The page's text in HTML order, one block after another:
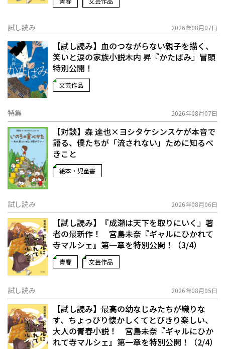
試し読み 2026年08月07日
【試し読み】血のつながらない親子を描く、
笑いと涙の家族小説――木内 昇『かたばみ』冒頭
特別公開！
文芸作品
特集 2026年08月07日
【対談】森 達也×ヨシタケシンスケが本音で
語る、僕たちが「流されない」ために知るべ
きこと
絵本・児童書
試し読み 2026年08月06日
【試し読み】『成瀬は天下を取りにいく』著
者の最新作！ 宮島未奈『ギャルにひかれて
寺マルシェ』第一章を特別公開！（3/4）
青春 文芸作品
試し読み 2026年08月05日
【試し読み】最高の幼なじみたちが織りな
す、ちょっぴり懐かしくてとびきり楽しい、
大人の青春小説！ 宮島未奈『ギャルにひか
れて寺マルシェ』第一章を特別公開！（2/4）